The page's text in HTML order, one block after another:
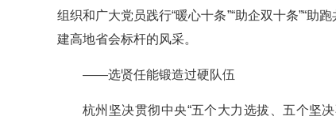
组织和广大党员践行“暖心十条”“助企双十条”“助
建高地省会标杆的风采。
——选贤任能锻造过硬队伍
杭州坚决贯彻中央“五个大力选拔、五个坚